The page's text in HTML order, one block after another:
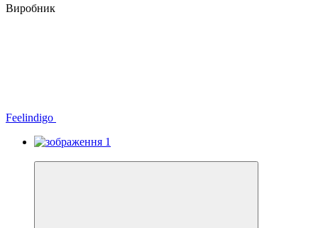
Виробник
Feelindigo